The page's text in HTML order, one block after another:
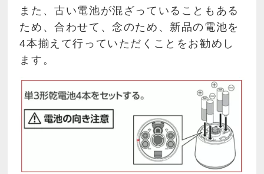
また、古い電池が混ざっていることもある
ため、合わせて、念のため、新品の電池を
4本揃えて行っていただくことをお勧めし
ます。